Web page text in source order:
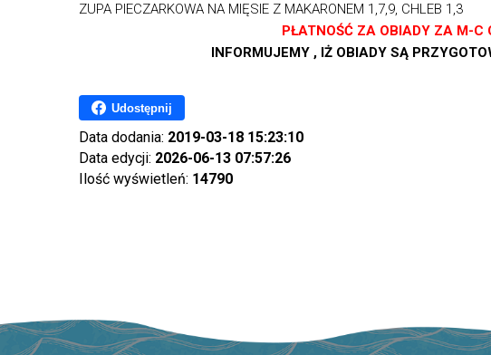
ZUPA PIECZARKOWA NA MIĘSIE Z MAKARONEM 1,7,9, CHLEB 1,3
PŁATNOŚĆ ZA OBIADY ZA M-C
INFORMUJEMY , IŻ OBIADY SĄ
Udostępnij
Data dodania: 2019-03-18 15:23:10
Data edycji: 2026-06-13 07:57:26
Ilość wyświetleń: 14790